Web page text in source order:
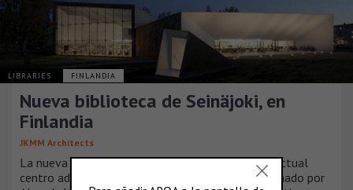
LIBRARIES FINLANDIA
Nueva biblioteca de Seinäjoki, en
Finlandia
JKMM Architects
La nueva biblioteca de Seinäjoki se instala en el actual
centro administrativo y cultural de la ciudad, diseñado por